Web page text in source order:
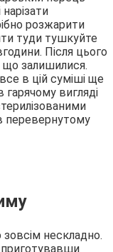
розжарити
туди тушкуйте
Після цього
що залишилися.
в цій суміші ще
гарячому вигляді
перевернутому
зовсім нескладно.